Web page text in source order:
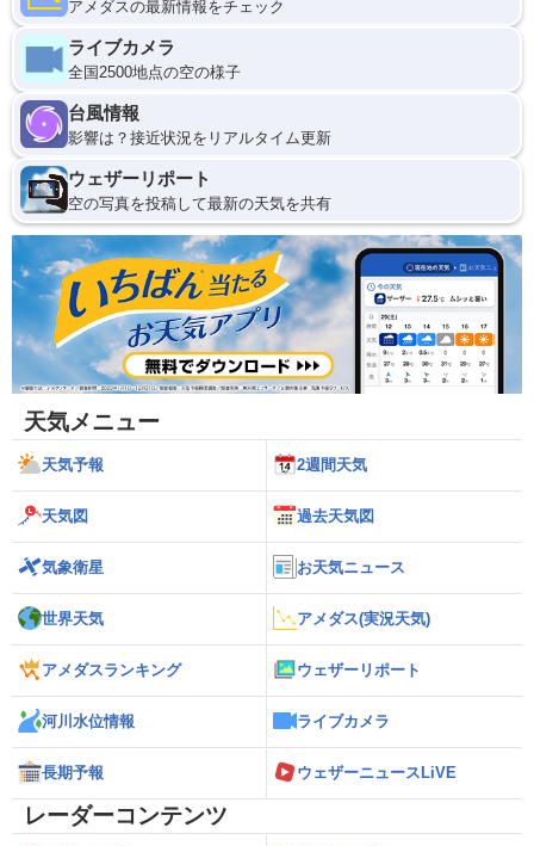
アメダスの最新情報をチェック
ライブカメラ
全国2500地点の空の様子
台風情報
影響は？接近状況をリアルタイム更新
ウェザーリポート
空の写真を投稿して最新の天気を共有
天気メニュー
天気予報 2週間天気
天気図 過去天気図
気象衛星 お天気ニュース
世界天気 アメダス(実況天気)
アメダスランキング ウェザーリポート
河川水位情報 ライブカメラ
長期予報 ウェザーニュースLiVE
レーダーコンテンツ